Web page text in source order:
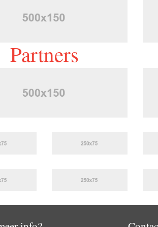
Partners